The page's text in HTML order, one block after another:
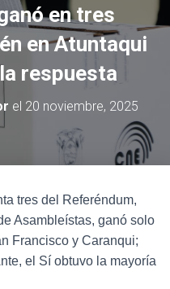
en tres
en Atuntaqui
respuesta
el 20 noviembre, 2025
tres del Referéndum,
Asambleístas, ganó solo
Francisco y Caranqui;
el Sí obtuvo la mayoría